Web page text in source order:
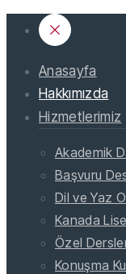
Anasayfa
Hakkımızda
Hizmetlerimiz
Akademik
Başvuru
Dil ve Yaz
Kanada
Özel
Konuşma